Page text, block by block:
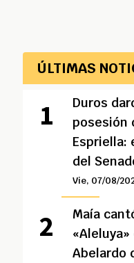
ÚLTIMAS
Duros
posesión
Espriella:
del
Vie, 07/08/
Maía
Abelardo